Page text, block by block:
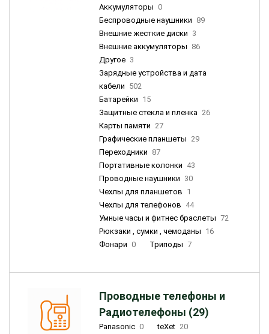
Аккумуляторы 0
Беспроводные наушники 89
Внешние жесткие диски 3
Внешние аккумуляторы 86
Другое 3
Зарядные устройства и дата
кабели 502
Батарейки 15
Защитные стекла и пленка 26
Карты памяти 27
Графические планшеты 29
Переходники 87
Портативные колонки 43
Проводные наушники 30
Чехлы для планшетов 1
Чехлы для телефонов 44
Умные часы и фитнес браслеты 72
Рюкзаки , сумки , чемоданы 16
Фонари 0 Триподы 7
Проводные телефоны и
Радиотелефоны (29)
Panasonic 0 teXet 20